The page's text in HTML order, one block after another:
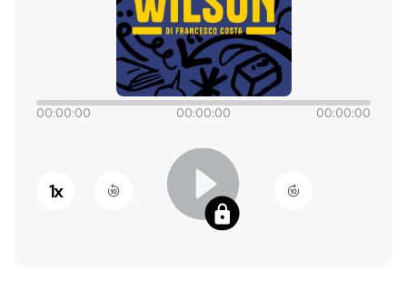
NEWSLETTER
SHOP
00:00:00 00:00:00 00:00:00
1x